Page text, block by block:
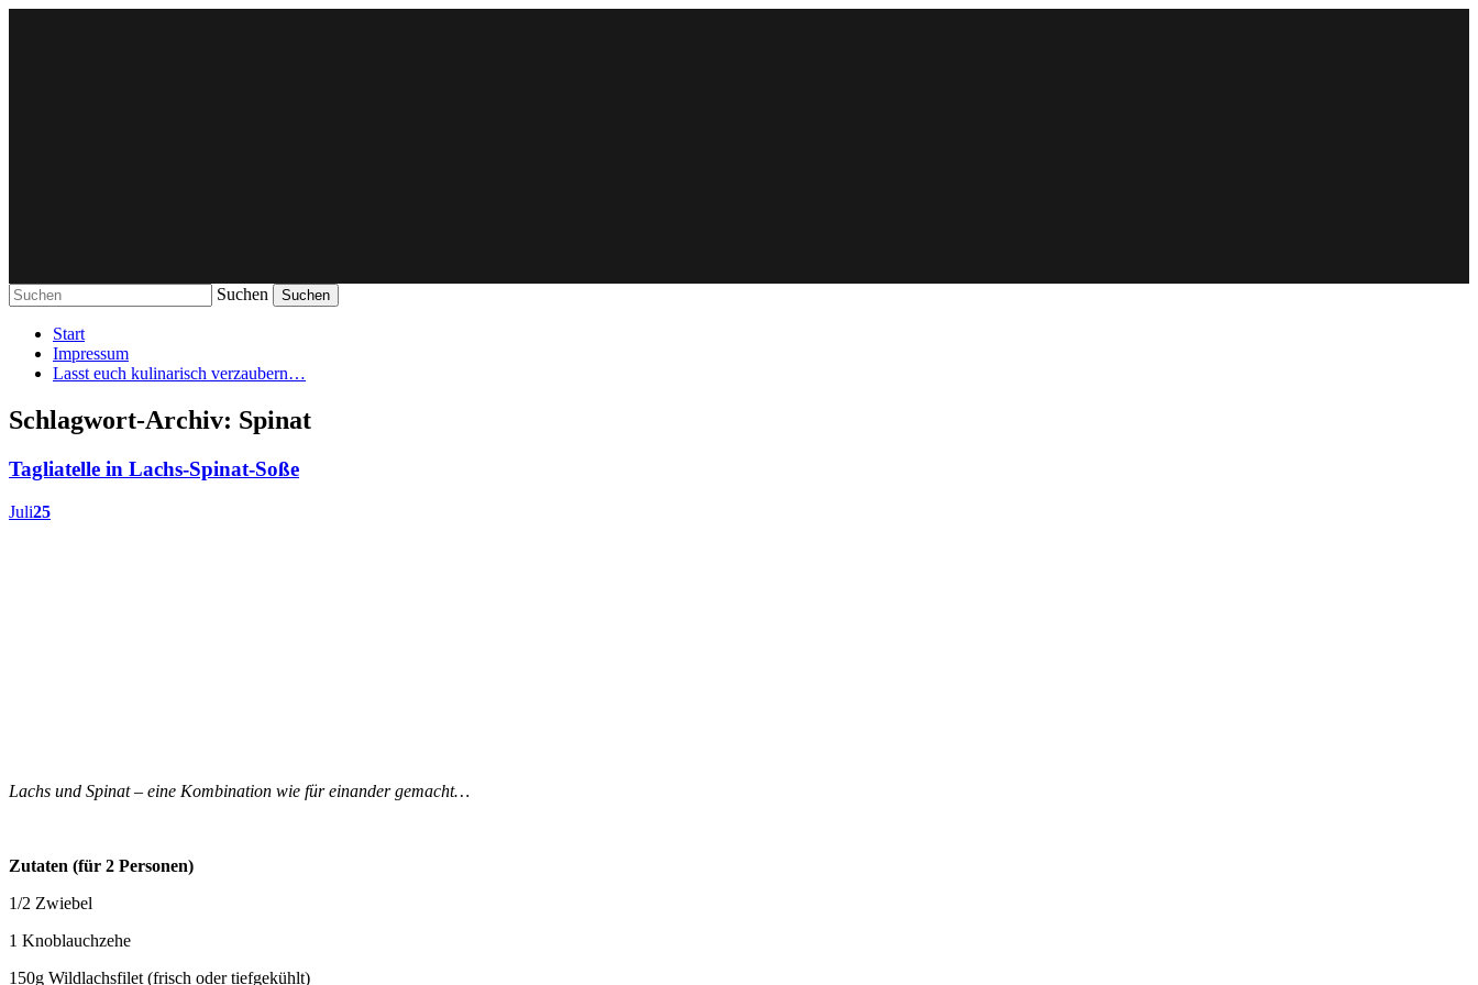
Suchen
Start
Impressum
Lasst euch kulinarisch verzaubern…
Schlagwort-Archiv: Spinat
Tagliatelle in Lachs-Spinat-Soße
Juli25
Lachs und Spinat – eine Kombination wie für einander gemacht…
Zutaten (für 2 Personen)
1/2 Zwiebel
1 Knoblauchzehe
150g Wildlachsfilet (frisch oder tiefgekühlt)